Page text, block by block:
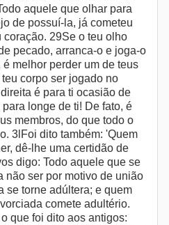
aquele que olhar para
de possuí-la, já cometeu
29Se o teu olho
pecado, arranca-o e joga-o
melhor perder um de teus
corpo ser jogado no
é para ti ocasião de
longe de ti! De fato, é
membros, do que todo o
3lFoi dito também: 'Quem
dê-lhe uma certidão de
digo: Todo aquele que se
não ser por motivo de união
se torne adúltera; e quem
comete adultério.
que foi dito aos antigos: